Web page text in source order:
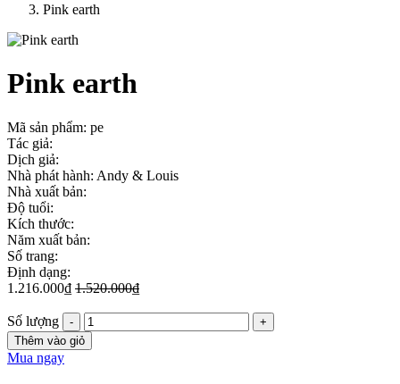
Pink earth
Pink earth
Mã sản phẩm: pe
Tác giả:
Dịch giả:
Nhà phát hành: Andy & Louis
Nhà xuất bản:
Độ tuổi:
Kích thước:
Năm xuất bản:
Số trang:
Định dạng:
1.216.000₫ 1.520.000₫
Số lượng
Thêm vào giỏ
Mua ngay